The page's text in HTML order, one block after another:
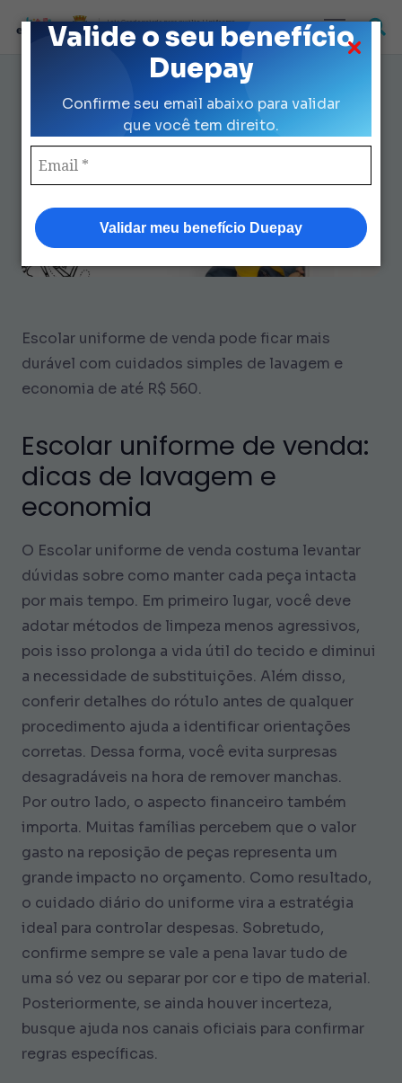
Valide o seu benefício
Duepay
Confirme seu email abaixo para validar
que você tem direito.
Validar meu benefício Duepay
Loja Credenciada para auxilio Uniforme
e Kit Escolar da Prefeitura de São Paulo
Escolar uniforme de venda:
economize R$ 560 na lavagem
Escolar uniforme de venda pode ficar mais
durável com cuidados simples de lavagem e
economia de até R$ 560.
Escolar uniforme de venda:
dicas de lavagem e
economia
O Escolar uniforme de venda costuma levantar
dúvidas sobre como manter cada peça intacta
por mais tempo. Em primeiro lugar, você deve
adotar métodos de limpeza menos agressivos,
pois isso prolonga a vida útil do tecido e diminui
a necessidade de substituições. Além disso,
conferir detalhes do rótulo antes de qualquer
procedimento ajuda a identificar orientações
corretas. Dessa forma, você evita surpresas
desagradáveis na hora de remover manchas.
Por outro lado, o aspecto financeiro também
importa. Muitas famílias percebem que o valor
gasto na reposição de peças representa um
grande impacto no orçamento. Como resultado,
o cuidado diário do uniforme vira a estratégia
ideal para controlar despesas. Sobretudo,
confirme sempre se vale a pena lavar tudo de
uma só vez ou separar por cor e tipo de material.
Posteriormente, se ainda houver incerteza,
busque ajuda nos canais oficiais para confirmar
regras específicas.